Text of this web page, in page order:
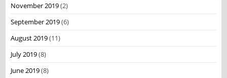
November 2019(2)
September 2019(6)
August 2019(11)
July 2019(8)
June 2019(8)